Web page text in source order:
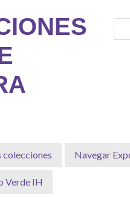
colecciones Navegar
Verde IH